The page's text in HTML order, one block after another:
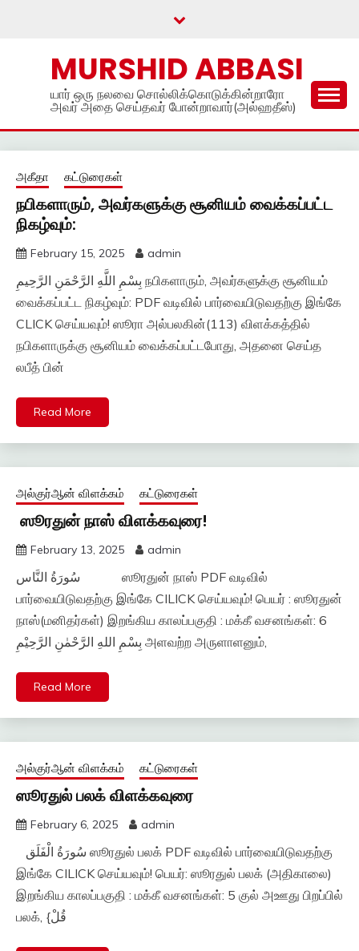
MURSHID ABBASI
யார் ஒரு நலவை சொல்லிக்கொடுக்கின்றாரோ
அவர் அதை செய்தவர் போன்றாவார்(அல்ஹதீஸ்)
அகீதா கட்டுரைகள்
நபிகளாரும், அவர்களுக்கு சூனியம் வைக்கப்பட்ட
நிகழ்வும்:
February 15, 2025 admin
بِسْمِ اللَّهِ الرَّحْمَنِ الرَّحِيمِ நபிகளாரும், அவர்களுக்கு சூனியம்
வைக்கப்பட்ட நிகழ்வும்: PDF வடிவில் பார்வையிடுவதற்கு இங்கே
CLICK செய்யவும்! ஸூரா அல்பலகின்(113) விளக்கத்தில்
நபிகளாருக்கு சூனியம் வைக்கப்பட்டபோது, அதனை செய்த
லபீத் பின்
Read More
அல்குர்ஆன் விளக்கம் கட்டுரைகள்
ஸூரதுன் நாஸ் விளக்கவுரை!
February 13, 2025 admin
سُورَةُ النَّاس ஸூரதுன் நாஸ் PDF வடிவில்
பார்வையிடுவதற்கு இங்கே CILICK செய்யவும்! பெயர் : ஸூரதுன்
நாஸ்(மனிதர்கள்) இறங்கிய காலப்பகுதி : மக்கீ வசனங்கள்: 6
بِسْمِ اللهِ الرَّحْمٰنِ الرَّحِيْمِ அளவற்ற அருளாளனும்,
Read More
அல்குர்ஆன் விளக்கம் கட்டுரைகள்
ஸூரதுல் பலக் விளக்கவுரை
February 6, 2025 admin
இங்கே CILICK செய்யவும்! பெயர்: ஸூரதுல் பலக் (அதிகாலை)
இறங்கிய காலப்பகுதி : மக்கீ வசனங்கள்: 5 குல் அஊது பிறப்பில்
பலக், {قُلْ